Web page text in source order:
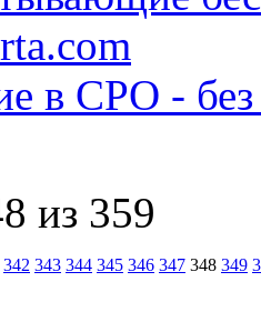
в СРО -
из 359
342 343 344 345 346 347 348 349